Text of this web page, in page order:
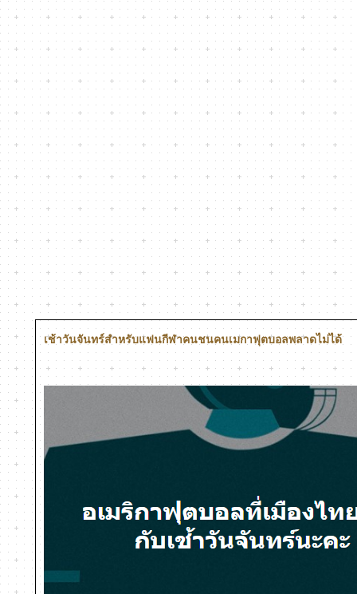
เช้าวันจันทร์สำหรับแฟนกีฬาคนชนคนเมกาฟุตบอลพลาดไม่ได้